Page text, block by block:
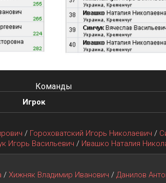
Команды
Игрок
/ Гороховатский Игорь Николаевич /
Игорь Васильевич / Ивашко Наталия
/ Хижняк Владимир Иванович / Данилов